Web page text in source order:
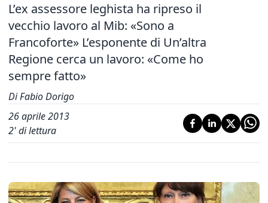
L’ex assessore leghista ha ripreso il
vecchio lavoro al Mib: «Sono a
Francoforte» L’esponente di Un’altra
Regione cerca un lavoro: «Come ho
sempre fatto»
Di Fabio Dorigo
26 aprile 2013
2' di lettura